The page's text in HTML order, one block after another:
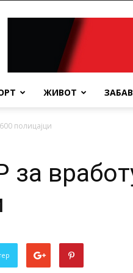
ЖИВОТ
полицајци
за